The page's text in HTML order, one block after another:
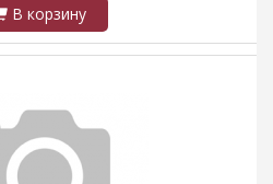
В корзину